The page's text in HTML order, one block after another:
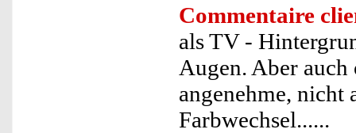
Commentaire
als TV -
Augen. Aber auch
angenehme,
Farbwechsel......